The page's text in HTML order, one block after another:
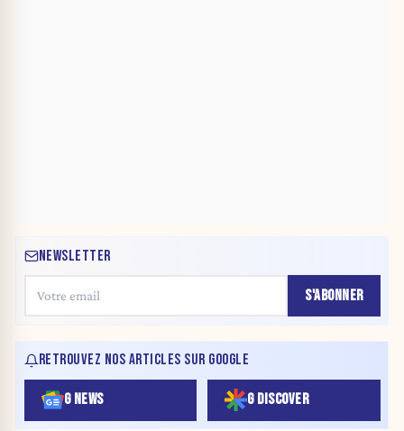
NEWSLETTER
S'ABONNER
RETROUVEZ NOS ARTICLES SUR GOOGLE
G NEWS G DISCOVER